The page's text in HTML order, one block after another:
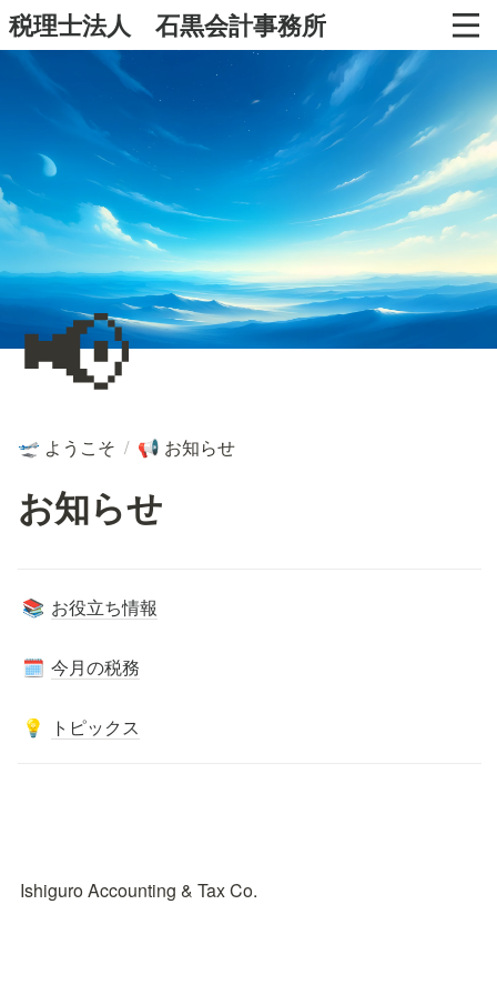
税理士法人 石黒会計事務所
📢
🛫 ようこそ / 📢 お知らせ
お知らせ
📚 お役立ち情報
🗓️ 今月の税務
💡 トピックス
Ishiguro Accounting & Tax Co.